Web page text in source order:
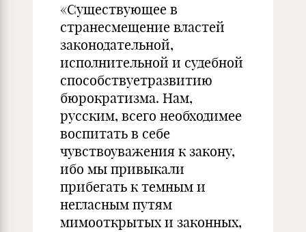
«Существующее в
странесмещение властей
законодательной,
исполнительной и судебной
способствуетразвитию
бюрократизма. Нам,
русским, всего необходимее
воспитать в себе
чувствоуважения к закону,
ибо мы привыкали
прибегать к темным и
негласным путям
мимооткрытых и законных,